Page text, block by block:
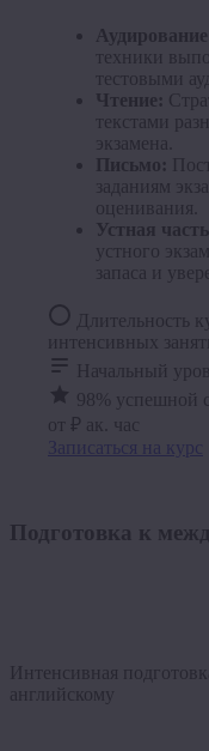
техники
тестовыми
Чтение:
текстами
экзамена.
Письмо:
заданиям
оценивания.
Устная
устного
запаса и
Длительность
интенсивных
Начальный
98% успешной
от ₽ ак. час
Записаться на курс
Подготовка к
Интенсивная
английскому